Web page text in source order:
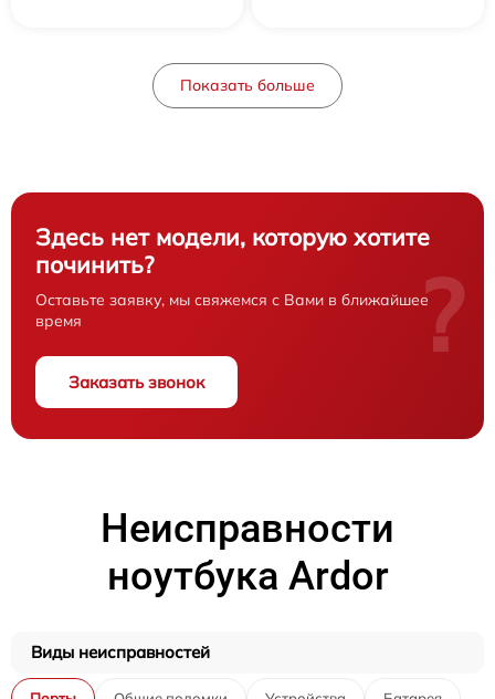
Показать больше
Здесь нет модели, которую хотите
починить?
Оставьте заявку, мы свяжемся с Вами в ближайшее
время
Заказать звонок
?
Неисправности
ноутбука Ardor
Виды неисправностей